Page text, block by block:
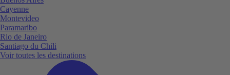
Cayenne
Montevideo
Paramaribo
Rio de Janeiro
Santiago du Chili
Voir toutes les destinations